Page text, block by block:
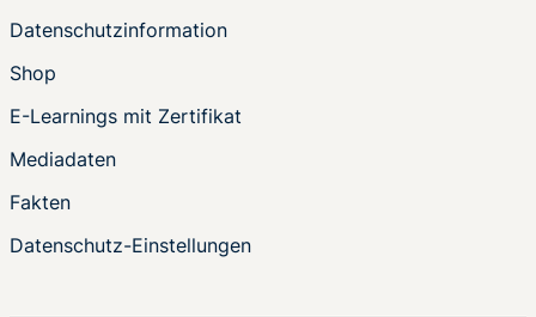
Datenschutzinformation
Shop
E-Learnings mit Zertifikat
Mediadaten
Fakten
Datenschutz-Einstellungen